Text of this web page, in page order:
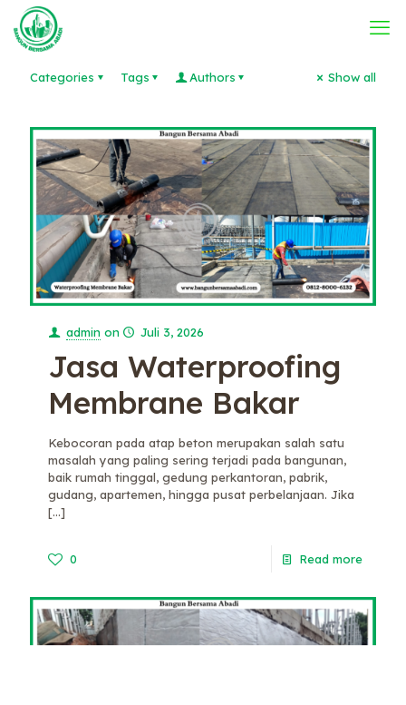
Categories Tags Authors Show all
admin on Juli 3, 2026
Jasa Waterproofing
Membrane Bakar
Kebocoran pada atap beton merupakan salah satu
masalah yang paling sering terjadi pada bangunan,
baik rumah tinggal, gedung perkantoran, pabrik,
gudang, apartemen, hingga pusat perbelanjaan. Jika
[…]
0 Read more